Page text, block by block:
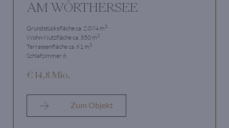
AM WÖRTHERSEE
Grundstücksfläche ca. 2.074 m2
Wohn-Nutzfläche ca. 350 m2
Terrassenfläche ca. 61 m2
Schlafzimmer 6
€ 14,8 Mio.
Zum Objekt